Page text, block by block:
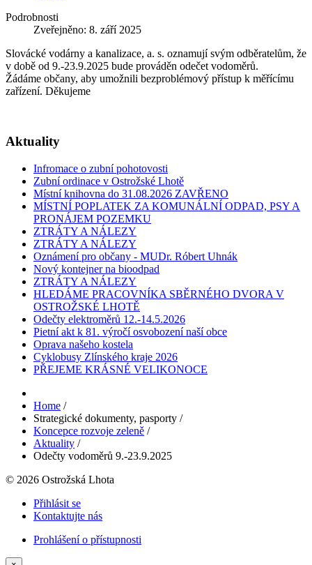
Podrobnosti
Zveřejněno: 8. září 2025
Slovácké vodárny a kanalizace, a. s. oznamují svým odběratelům, že
v době od 9.-23.9.2025 bude prováděn odečet vodoměrů.
Žádáme občany, aby umožnili bezproblémový přístup k měřícímu
zařízení. Děkujeme
Aktuality
Infromace o zubní pohotovosti
Zubní ordinace v Ostrožské Lhotě
Místní knihovna do 31.08.2026 ZAVŘENO
MÍSTNÍ POPLATEK ZA KOMUNÁLNÍ ODPAD, PSY A
PRONÁJEM POZEMKU
ZTRÁTY A NÁLEZY
ZTRÁTY A NÁLEZY
Oznámení pro občany - MUDr. Róbert Uhnák
Nový kontejner na bioodpad
ZTRÁTY A NÁLEZY
HLEDÁME PRACOVNÍKA SBĚRNÉHO DVORA V
OSTROŽSKÉ LHOTĚ
Odečty elektroměrů 12.-14.5.2026
Pietní akt k 81. výročí osvobození naší obce
Oprava našeho kostela
Cyklobusy Zlínského kraje 2026
PŘEJEME KRÁSNÉ VELIKONOCE
Home /
Strategické dokumenty, pasporty /
Koncepce rozvoje zeleně /
Aktuality /
Odečty vodoměrů 9.-23.9.2025
© 2026 Ostrožská Lhota
Přihlásit se
Kontaktujte nás
Prohlášení o přístupnosti